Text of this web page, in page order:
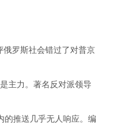
俄罗斯社会错过了对普京
主力。著名反对派领导
的推送几乎无人响应。编